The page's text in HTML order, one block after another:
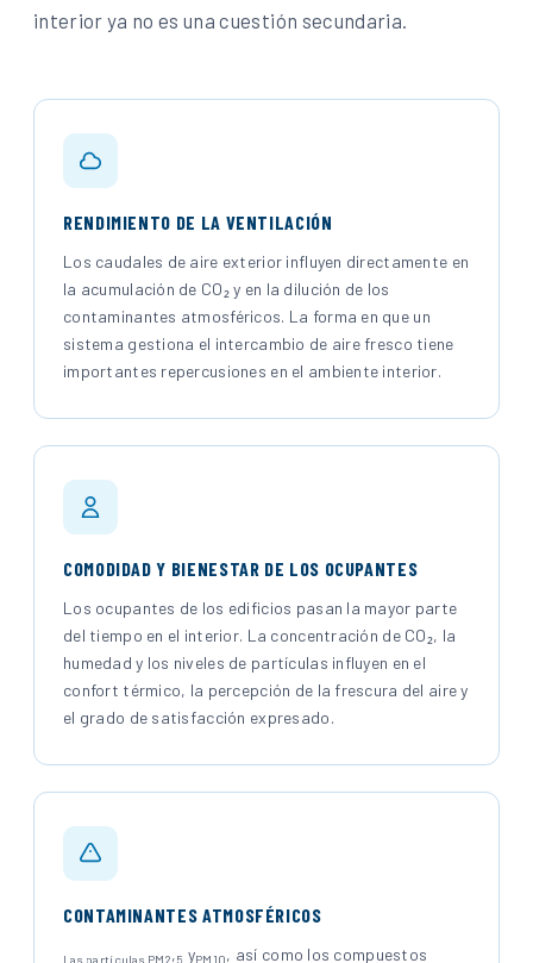
interior ya no es una cuestión secundaria.
RENDIMIENTO DE LA VENTILACIÓN
Los caudales de aire exterior influyen directamente en
la acumulación de CO₂ y en la dilución de los
contaminantes atmosféricos. La forma en que un
sistema gestiona el intercambio de aire fresco tiene
importantes repercusiones en el ambiente interior.
COMODIDAD Y BIENESTAR DE LOS OCUPANTES
Los ocupantes de los edificios pasan la mayor parte
del tiempo en el interior. La concentración de CO₂, la
humedad y los niveles de partículas influyen en el
confort térmico, la percepción de la frescura del aire y
el grado de satisfacción expresado.
CONTAMINANTES ATMOSFÉRICOS
Las partículas PM2,5 yPM10, así como los compuestos